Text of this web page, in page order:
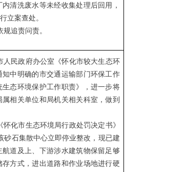
清洗废水等未经收集处理后回用，
立案查处。
追责问责。
民政府办公室《怀化市较大生态环
中明确的市交通运输部门环保工作
态环境保护工作职责》，进一步将
相关单位和局机关相关科室，做到
化市生态环境局行政处罚决定书》
砂石集散中心立即停业整改，现已建
道及上、下游涉水建筑物保留足够
方式，进出道路和作业场地进行硬